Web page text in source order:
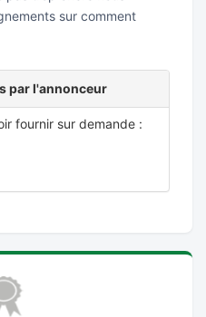
sur comment
par l'annonceur
fournir sur demande :